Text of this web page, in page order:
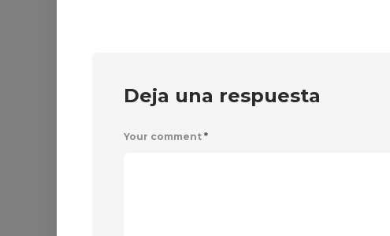
Deja una respuesta
Your comment *